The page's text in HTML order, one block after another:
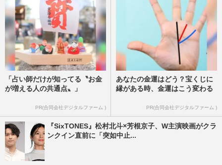
「占い師だけが知ってる〝お金
が増える人の共通点〟」
PR(合同会社デジタルファーム )
あなたの金運はどう？宝くじに
縁がある時、金運はこう変わる
PR(合同会社デジタルファーム )
『SixTONES』松村北斗×芳根京子、W主演映画がクラ
ンクイン直前に「突如中止...